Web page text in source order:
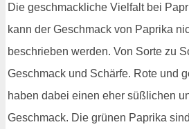
Die geschmackliche Vielfalt bei
kann der Geschmack von Paprika
beschrieben werden. Von Sorte zu
Geschmack und Schärfe. Rote und
haben dabei einen eher süßlichen
Geschmack. Die grünen Paprika